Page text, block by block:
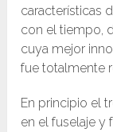
características
con el tiempo,
cuya mejor
fue totalmente
En principio el
en el fuselaje y